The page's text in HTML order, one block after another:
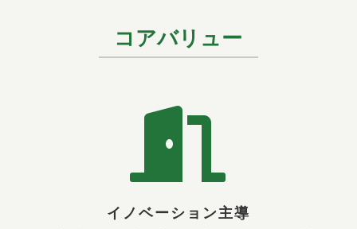
コアバリュー

イノベーション主導